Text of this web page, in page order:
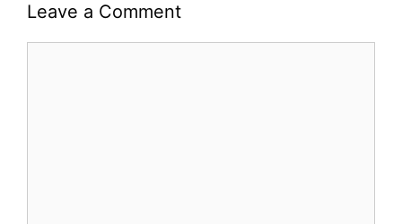
Leave a Comment